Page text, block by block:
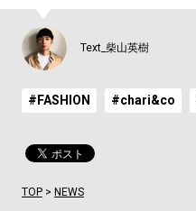
Text_柴山英樹
#FASHION #chari&co
TOP> NEWS